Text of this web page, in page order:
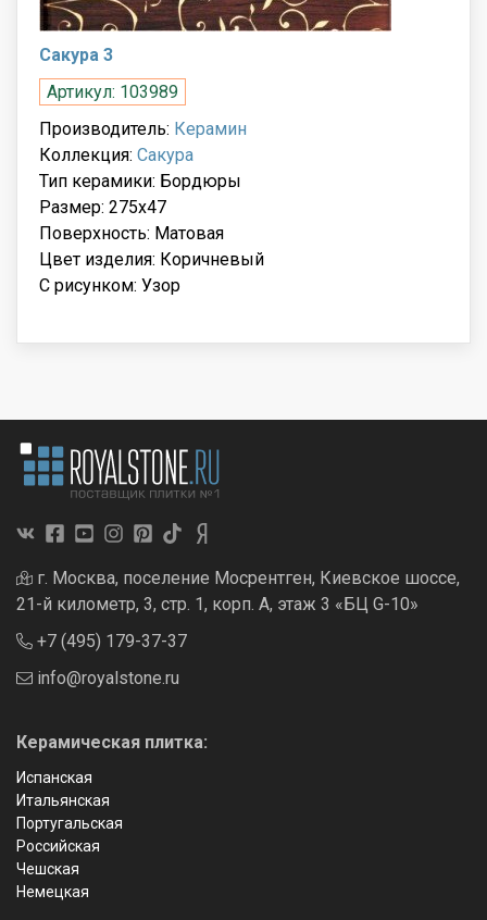
Сакура 3
Артикул: 103989
Производитель: Керамин
Коллекция: Сакура
Тип керамики: Бордюры
Размер: 275x47
Поверхность: Матовая
Цвет изделия: Коричневый
С рисунком: Узор
г. Москва, поселение Мосрентген, Киевское шоссе,
21-й километр, 3, стр. 1, корп. А, этаж 3 «БЦ G-10»
+7 (495) 179-37-37
info@royalstone.ru
Керамическая плитка:
Испанская
Итальянская
Португальская
Российская
Чешская
Немецкая